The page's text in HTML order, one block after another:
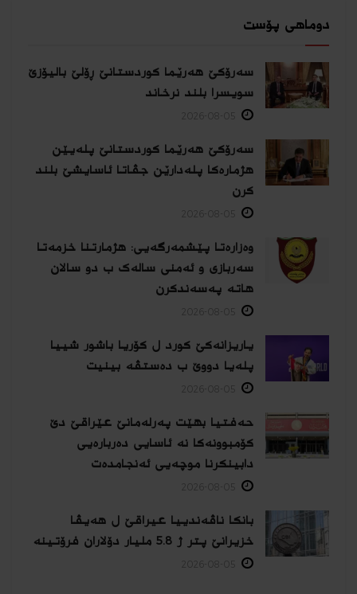
دوماهی پۆست
سەرۆکێ هەرێما کوردستانێ ڕۆلێ بالیۆزێ
سویسرا بلند نرخاند
سەرۆکێ هەرێما کوردستانێ پلەیێن
هژمارەكا پلەدارێن جڤاتا ئاسایشێ بلند
كرن
وەزارەتا پێشمەرگەیی: هژمارتنا خزمەتا
سەربازی و ئەمنی سالەک ب دو سالان
هاتە پەسەندكرن
یاریزانەكێ کورد ل کۆریا باشور شییا
پلەیا دووێ ب دەستڤە بینیت
حەفتیا بهێت پەرلەمانێ عێراقێ دێ
کۆمبوونەکا نە ئاسایی دەربارەیی
دابینکرنا موچەیی ئەنجامدەت
بانکا ناڤەندییا عیراقێ ل هەیڤا
خزیرانێ پتر ژ 5.8 ملیار دۆلاران فرۆتینە